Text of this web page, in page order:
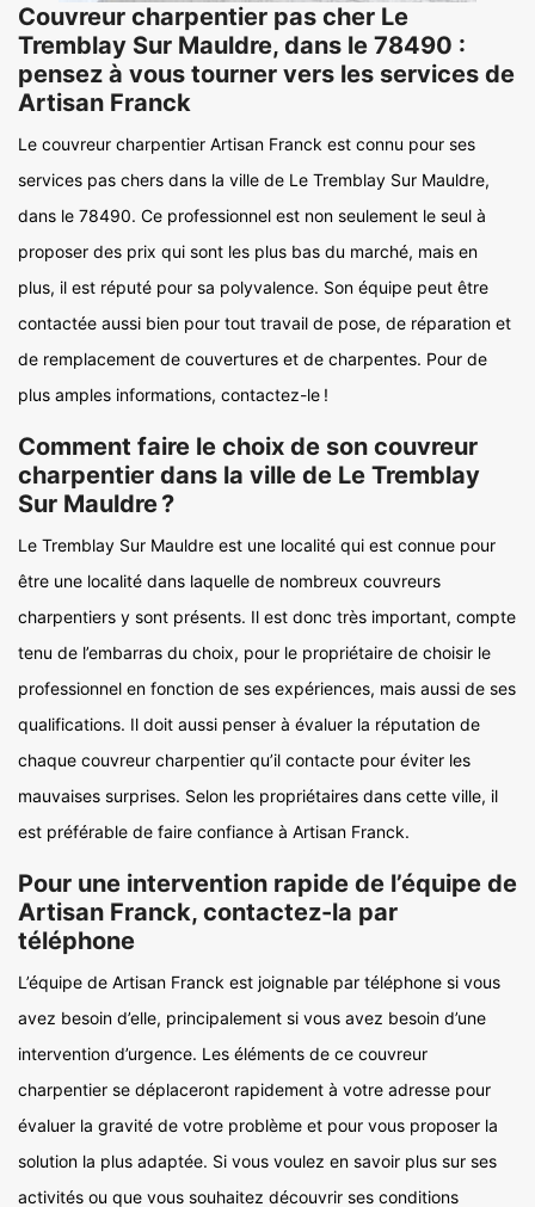
Couvreur charpentier pas cher Le
Tremblay Sur Mauldre, dans le 78490 :
pensez à vous tourner vers les services de
Artisan Franck
Le couvreur charpentier Artisan Franck est connu pour ses
services pas chers dans la ville de Le Tremblay Sur Mauldre,
dans le 78490. Ce professionnel est non seulement le seul à
proposer des prix qui sont les plus bas du marché, mais en
plus, il est réputé pour sa polyvalence. Son équipe peut être
contactée aussi bien pour tout travail de pose, de réparation et
de remplacement de couvertures et de charpentes. Pour de
plus amples informations, contactez-le !
Comment faire le choix de son couvreur
charpentier dans la ville de Le Tremblay
Sur Mauldre ?
Le Tremblay Sur Mauldre est une localité qui est connue pour
être une localité dans laquelle de nombreux couvreurs
charpentiers y sont présents. Il est donc très important, compte
tenu de l’embarras du choix, pour le propriétaire de choisir le
professionnel en fonction de ses expériences, mais aussi de ses
qualifications. Il doit aussi penser à évaluer la réputation de
chaque couvreur charpentier qu’il contacte pour éviter les
mauvaises surprises. Selon les propriétaires dans cette ville, il
est préférable de faire confiance à Artisan Franck.
Pour une intervention rapide de l’équipe de
Artisan Franck, contactez-la par
téléphone
L’équipe de Artisan Franck est joignable par téléphone si vous
avez besoin d’elle, principalement si vous avez besoin d’une
intervention d’urgence. Les éléments de ce couvreur
charpentier se déplaceront rapidement à votre adresse pour
évaluer la gravité de votre problème et pour vous proposer la
solution la plus adaptée. Si vous voulez en savoir plus sur ses
activités ou que vous souhaitez découvrir ses conditions